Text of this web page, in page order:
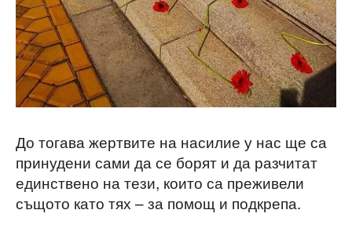
До тогава жертвите на насилие у нас ще са
принудени сами да се борят и да разчитат
единствено на тези, които са преживели
същото като тях – за помощ и подкрепа.